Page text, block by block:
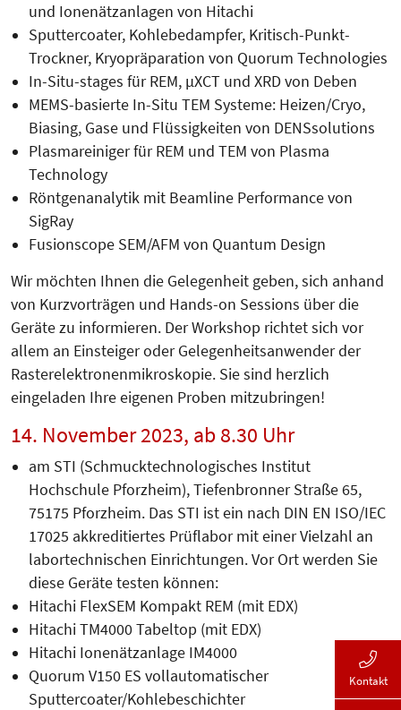
und Ionenätzanlagen von Hitachi
Sputtercoater, Kohlebedampfer, Kritisch-Punkt-
Trockner, Kryopräparation von Quorum Technologies
In-Situ-stages für REM, µXCT und XRD von Deben
MEMS-basierte In-Situ TEM Systeme: Heizen/Cryo,
Biasing, Gase und Flüssigkeiten von DENSsolutions
Plasmareiniger für REM und TEM von Plasma
Technology
Röntgenanalytik mit Beamline Performance von
SigRay
Fusionscope SEM/AFM von Quantum Design
Wir möchten Ihnen die Gelegenheit geben, sich anhand
von Kurzvorträgen und Hands-on Sessions über die
Geräte zu informieren. Der Workshop richtet sich vor
allem an Einsteiger oder Gelegenheitsanwender der
Rasterelektronenmikroskopie. Sie sind herzlich
eingeladen Ihre eigenen Proben mitzubringen!
14. November 2023, ab 8.30 Uhr
am STI (Schmucktechnologisches Institut
Hochschule Pforzheim), Tiefenbronner Straße 65,
75175 Pforzheim. Das STI ist ein nach DIN EN ISO/IEC
17025 akkreditiertes Prüflabor mit einer Vielzahl an
labortechnischen Einrichtungen. Vor Ort werden Sie
diese Geräte testen können:
Hitachi FlexSEM Kompakt REM (mit EDX)
Hitachi TM4000 Tabeltop (mit EDX)
Hitachi Ionenätzanlage IM4000
Quorum V150 ES vollautomatischer
Sputtercoater/Kohlebeschichter
Kontakt